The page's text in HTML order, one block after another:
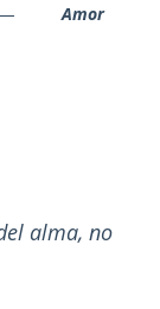
Amor
alma, no